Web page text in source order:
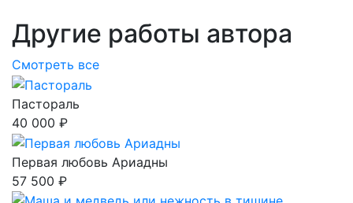
Другие работы автора
Смотреть все
Пастораль
40 000 ₽
Первая любовь Ариадны
57 500 ₽